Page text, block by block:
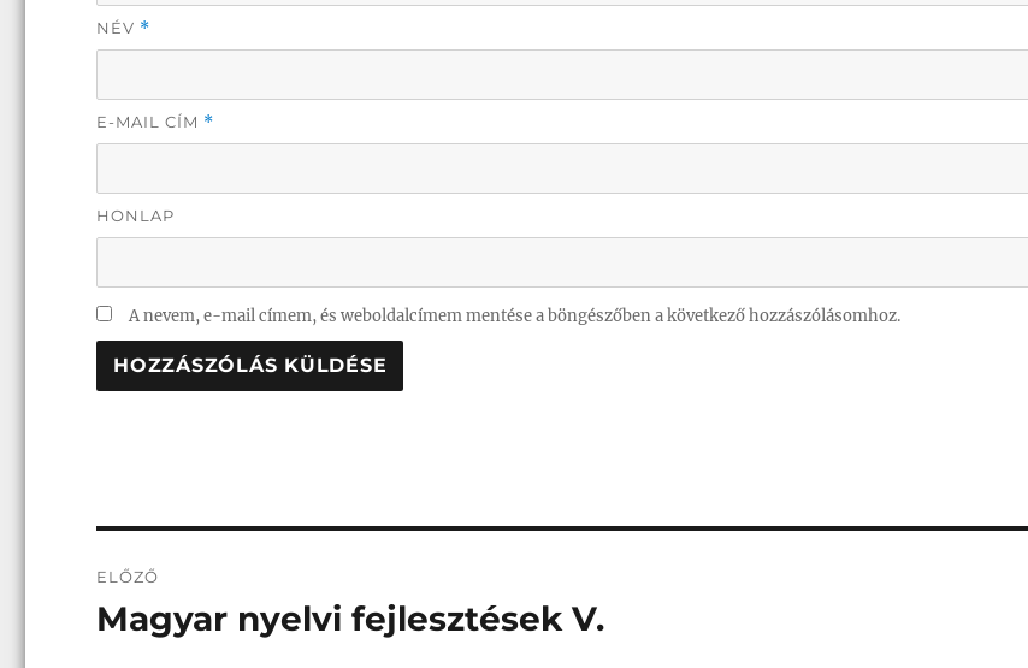
NÉV *
E-MAIL CÍM *
HONLAP
A nevem, e-mail címem, és weboldalcímem mentése a böngészőben a következő hozzászólásomhoz.
navigáció
ELŐZŐ
Korábbi
Magyar nyelvi fejlesztések V.